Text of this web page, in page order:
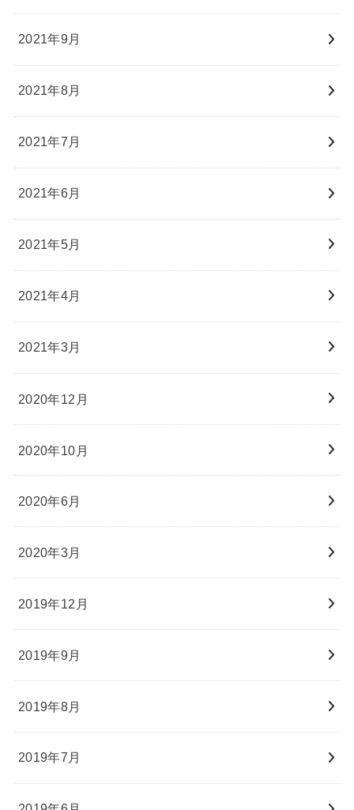
2021年9月
2021年8月
2021年7月
2021年6月
2021年5月
2021年4月
2021年3月
2020年12月
2020年10月
2020年6月
2020年3月
2019年12月
2019年9月
2019年8月
2019年7月